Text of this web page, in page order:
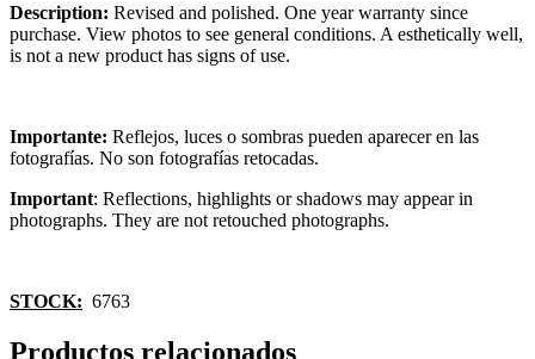
Description: Revised and polished. One year warranty since
purchase. View photos to see general conditions. A esthetically well,
is not a new product has signs of use.
Importante: Reflejos, luces o sombras pueden aparecer en las
fotografías. No son fotografías retocadas.
Important: Reflections, highlights or shadows may appear in
photographs. They are not retouched photographs.
STOCK: 6763
Productos relacionados